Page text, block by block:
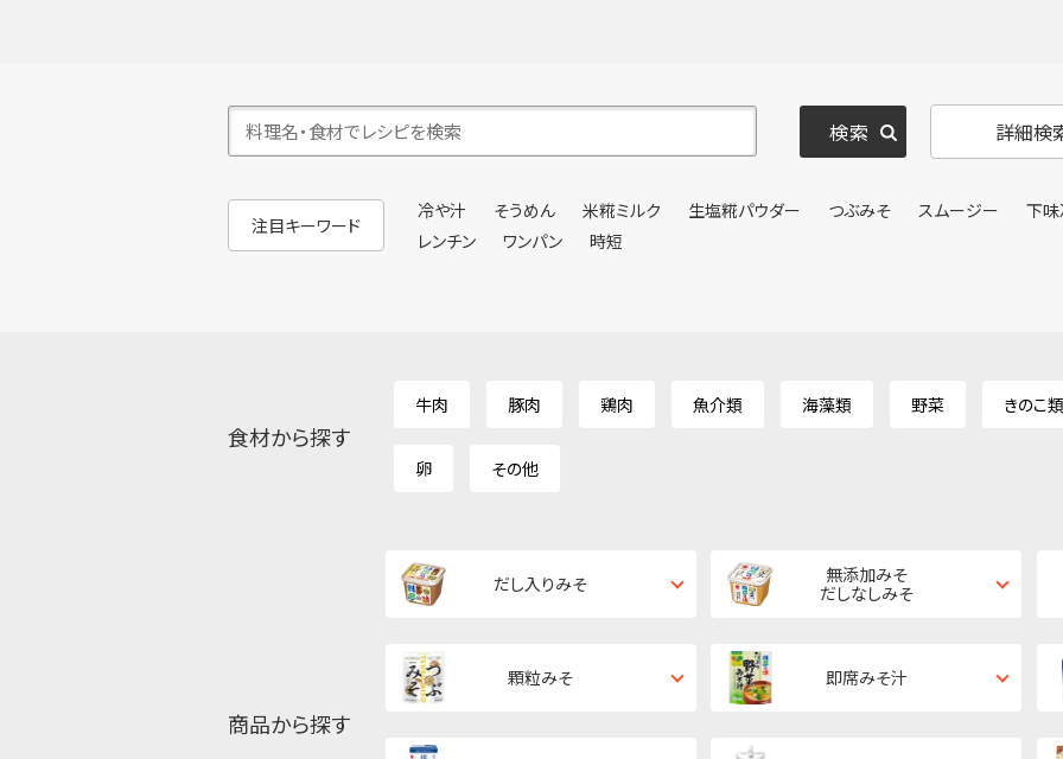
詳細検
注目キーワード
冷や汁 そうめん 米糀ミルク 生塩糀パウダー つぶみそ スムージー
下
レンチン
ワンパン 時短
食材から探す
牛肉 豚肉 鶏肉 魚介類 海藻類 野菜 きのこ類
卵 その他
商品から探す
だし入りみそ
無添加みそ
だしなしみそ
顆粒みそ 即席みそ汁